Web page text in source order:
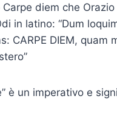
diem che
in latino: “Dum
CARPE DIEM, quam
è un imperativo e